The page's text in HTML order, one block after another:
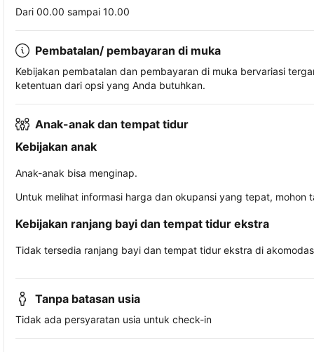
Dari 00.00 sampai 10.00
Pembatalan/ pembayaran di muka
Kebijakan pembatalan dan pembayaran di muka bervariasi
ketentuan dari opsi yang Anda butuhkan.
Anak-anak dan tempat tidur
Kebijakan anak
Anak-anak bisa menginap.
Untuk melihat informasi harga dan okupansi yang tepat,
Kebijakan ranjang bayi dan tempat tidur ekstra
Tidak tersedia ranjang bayi dan tempat tidur ekstra di
Tanpa batasan usia
Tidak ada persyaratan usia untuk check-in